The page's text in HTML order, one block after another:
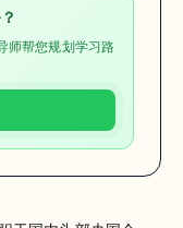
师帮您规划学习路